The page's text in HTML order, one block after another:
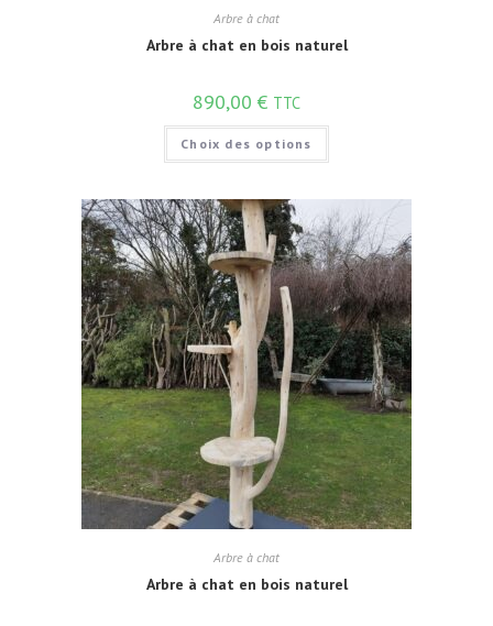
Arbre à chat
Arbre à chat en bois naturel
890,00 € TTC
Choix des options
Arbre à chat
Arbre à chat en bois naturel